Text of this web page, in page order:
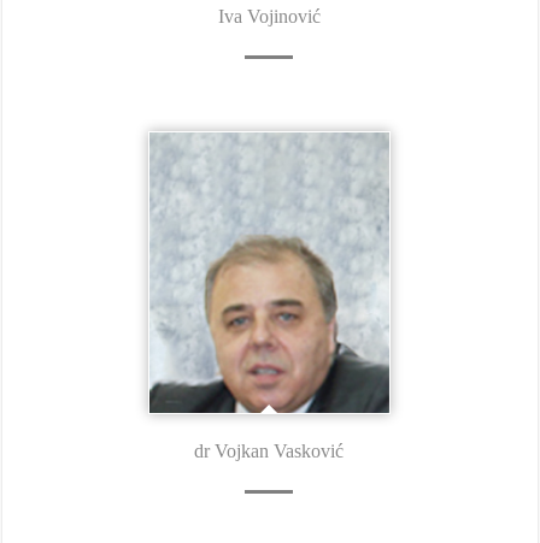
Iva Vojinović
dr Vojkan Vasković